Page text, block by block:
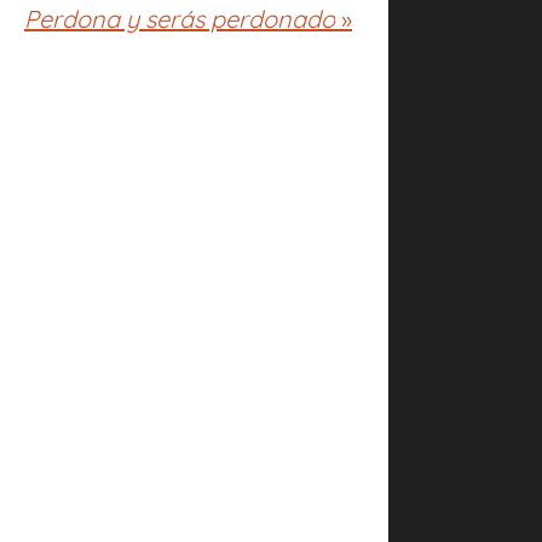
Perdona y serás perdonado »